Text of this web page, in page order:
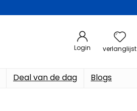
Login verlanglijst
Deal van de dag Blogs